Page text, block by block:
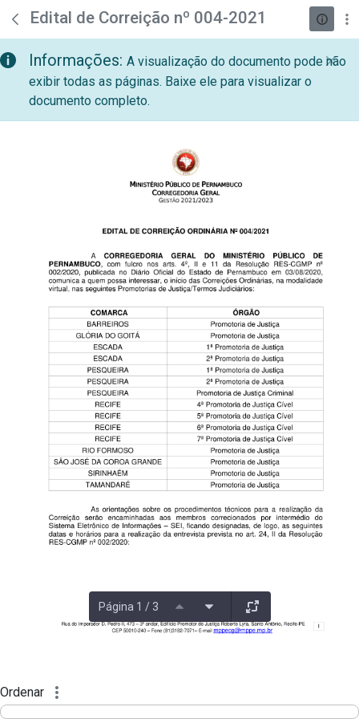
Pular para o Conteúdo principal
teste descricao
Edital de Correição nº 004-2021
Informações: A visualização do documento pode não
exibir todas as páginas. Baixe ele para visualizar o
documento completo.
Página 1 / 3
Ordenar